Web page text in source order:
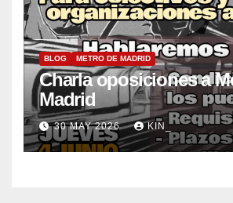
BLOG METRO DE MADRID
Charla oposiciones a
Madrid
30 MAY 2026 KIN_